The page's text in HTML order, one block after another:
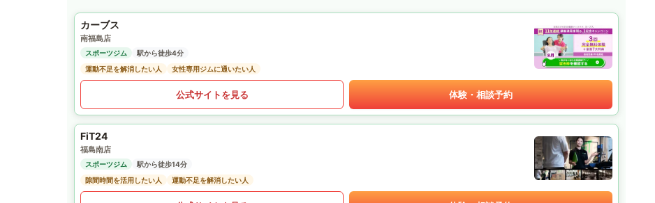
カーブス
南福島店
スポーツジム
駅から徒歩4分
運動不足を解消したい人
女性専用ジムに通いたい人
公式サイトを見る 体験・相談予約
FiT24
福島南店
スポーツジム
駅から徒歩14分
隙間時間を活用したい人
運動不足を解消したい人